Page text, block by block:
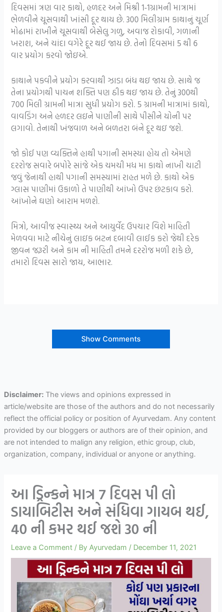
દિવસમાં ત્રણ વાર કાથો, હળદર અને મિશ્રી 1-1ગ્રામની માત્રામાં
ભેળવીને ચૂસવાથી ખાંસી દૂર થાય છે. 300 મિલીગ્રામ કાથાનું ચૂર્ણ
મોઢામાં રાખીને ચૂસવાથી બેસેલુ ગળુ, અવાજ રોકાવી, ગળાની
ખરાશ, અને ચાંદા વગેરે દૂર થઈ જાય છે. તેનો દિવસમાં 5 થી 6
વાર પ્રયોગ કરવો જોઇએ.
કાથાને પકવીને પ્રયોગ કરવાથી ઝાડા બંધ થઇ જાય છે. સાથે જ
તેના પ્રયોગથી પાચન શક્તિ પણ ઠીક થઇ જાય છે. તેનું 300થી
700 મિલી ગ્રામની માત્રા સુધી પ્રયોગ કરો. 5 ગ્રામની માત્રામાં કાથો,
વાવડિંગ અને હળદર લઇને પાણીની સાથે પીસીને યોની પર
લગાવો. તેનાથી ખંજવાળ અને બળતરા બંને દૂર થઇ જશે.
જો કોઈ પણ વ્યક્તિને હાથી પગાની સમસ્યા હોય તો એમણે
દરરોજ સવારે બપોરે સાંજે એક ચમચી મધ મા કાથો નાખી ચાટી
જવું જેનાથી હાથી પગાની સમસ્યામાં રાહત મળે છે. કાથો એક
ગ્લાસ પાણીમાં ઉકાળો તે પાણીથી આંખો ઉપર છંટકાવ કરો.
આંખોને ઘણો આરામ મળશે.
મિત્રો, આવીજ સ્વાસ્થ્ય અને આયુર્વેદ ઉપચાર વિશે માહિતી
મેળવવા માટે નીચેનું લાઇક બટન દબાવી લાઈક કરો જેથી દરેક
જીવન જરૂરી અને કામ ની માહિતી તમને દરરોજ મળી શકે છે,
તમારો દિવસ સારો જાય, આભાર.
Show Comments
Disclaimer:The views and opinions expressed in
article/website are those of the authors and do not necessarily
reflect the official policy or position of Ayurvedam. Any content
provided by our bloggers or authors are of their opinion, and
are not intended to malign any religion, ethic group, club,
organization, company, individual or anyone or anything.
આ ડ્રિન્કને માત્ર 7 દિવસ પી લો
ડાયાબિટીસ અને સંધિવા ગાયબ થઈ,
40 ની કમર થઈ જશે 30 ની
Leave a Comment / ByAyurvedam / December 11, 2021